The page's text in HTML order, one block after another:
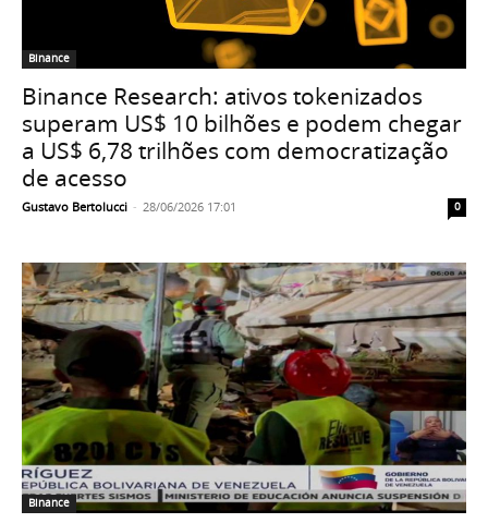
Binance
Binance Research: ativos tokenizados
superam US$ 10 bilhões e podem chegar
a US$ 6,78 trilhões com democratização
de acesso
Gustavo Bertolucci - 28/06/2026 17:01 0
Binance